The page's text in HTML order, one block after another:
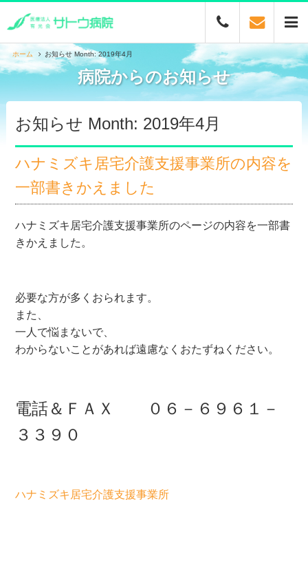
ホーム お知らせ Month: 2019年4月
病院からのお知らせ
お知らせ Month: 2019年4月
ハナミズキ居宅介護支援事業所の内容を
一部書きかえました
ハナミズキ居宅介護支援事業所のページの内容を一部書
きかえました。
必要な方が多くおられます。
また、
一人で悩まないで、
わからないことがあれば遠慮なくおたずねください。
電話＆ＦＡＸ ０６－６９６１－
３３９０
ハナミズキ居宅介護支援事業所